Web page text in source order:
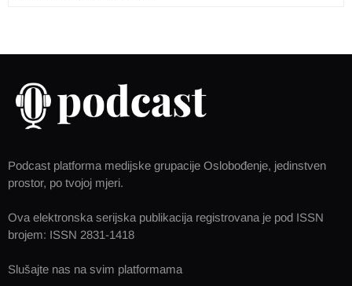
Podcast platforma medijske grupacije Oslobođenje, jedinstven
prostor, po tvojoj mjeri.
Ova elektronska serijska publikacija registrovana je pod ISSN
brojem: ISSN 2831-1418
Slušajte nas na svim platformama